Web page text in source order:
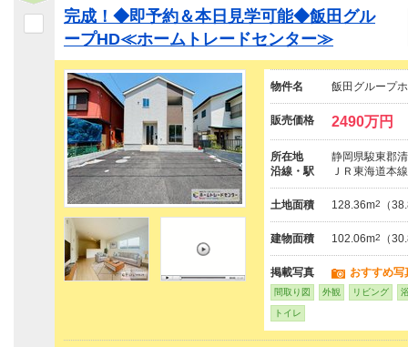
完成！◆即予約＆本日見学可能◆飯田グル
ープHD≪ホームトレードセンター≫
物件名 飯田グループ
販売価格 2490万円
所在地
静岡県駿東郡
沿線・駅
ＪＲ東海道本
土地面積 128.36m2 （
建物面積 102.06m2 （
掲載写真 おすすめ写
間取り図 外観 リビング
トイレ